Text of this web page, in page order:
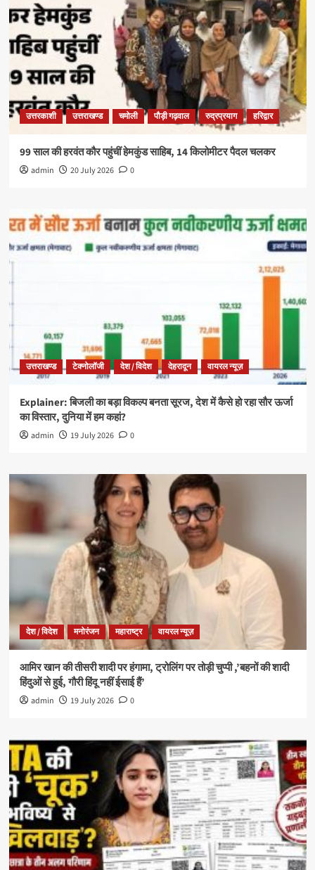
उत्तरकाशी उत्तराखण्ड चमोली पौड़ी गढ़वाल रुद्रप्रयाग हरिद्वार
99 साल की हरवंत कौर पहुंचीं हेमकुंड साहिब, 14 किलोमीटर पैदल चलकर
admin 20 July 2026 0
उत्तराखण्ड टेक्नोलॉजी देश / विदेश देहरादून वायरल न्यूज़
Explainer: बिजली का बड़ा विकल्प बनता सूरज, देश में कैसे हो रहा सौर ऊर्जा
का विस्तार, दुनिया में हम कहां?
admin 19 July 2026 0
देश / विदेश मनोरंजन महाराष्ट्र वायरल न्यूज़
आमिर खान की तीसरी शादी पर हंगामा, ट्रोलिंग पर तोड़ी चुप्पी ,’बहनों की शादी
हिंदुओं से हुई, गौरी हिंदू नहीं ईसाई हैं’
admin 19 July 2026 0